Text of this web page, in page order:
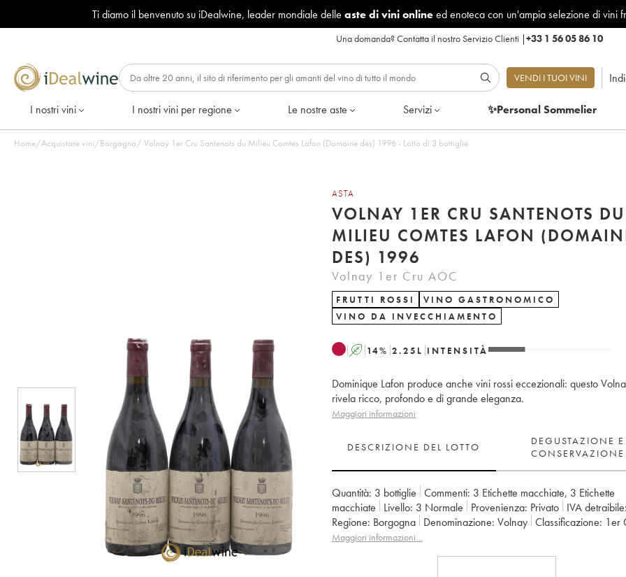
Ti diamo il benvenuto su iDealwine, leader mondiale delle aste di vini onlineed enoteca con un'ampia selezione di vini
Una domanda?Contatta il nostro Servizio Clienti |+33 1 56 05 86 10
VENDI I TUOI VINI
I nostri vini I nostri vini per regione Le nostre aste Servizi ✨Personal Sommelier
Home/Acquistare vini/Borgogna/ Volnay 1er Cru Santenots du Milieu Comtes Lafon (Domaine des) 1996 - Lotto di 3 bottiglie
ASTA
VOLNAY 1ER CRU SANTENOTS DU
MILIEU COMTES LAFON
DES) 1996
Volnay 1er Cru AOC
FRUTTI ROSSI
VINO GASTRONOMICO
VINO DA INVECCHIAMENTO
A 14% 2.25 L INTENSITÀ
Dominique Lafon produce anche vini rossi eccezionali: questo
rivela ricco, profondo e di grande eleganza.
Maggiori informazioni
DESCRIZIONE DEL LOTTO
DEGUSTAZIONE E
CONSERVAZIONE
Quantità: 3 bottiglie Commenti: 3 Etichette macchiate, 3 Etichette
macchiate
Livello: 3 Normale Provenienza: privato
IVA
Regione:
Borgogna Denominazione: Volnay Classificazione:
1er
Proprietario:
Comtes Lafon (Domaine des)
Maggiori informazioni…